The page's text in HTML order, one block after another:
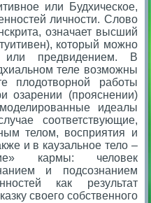
или Будхическое,
личности. Слово
означает высший
который можно
или предвидением. В
теле возможны
плодотворной работы
озарении (прояснении)
идеалы
соответствующие,
телом, восприятия и
и в каузальное тело –
кармы: человек
и подсознанием
как результат
своего собственного